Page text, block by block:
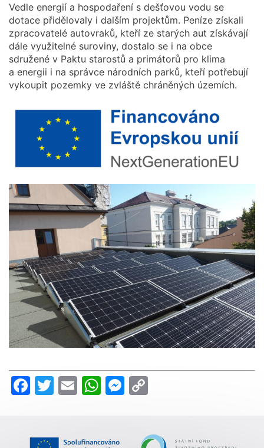
Vedle energií a hospodaření s dešťovou vodu se
dotace přidělovaly i dalším projektům. Peníze získali
zpracovatelé autovraků, kteří ze starých aut získávají
dále využitelné suroviny, dostalo se i na obce
sdružené v Paktu starostů a primátorů pro klima
a energii i na správce národních parků, kteří potřebují
vykoupit pozemky ve zvláště chráněných územích.
Facebook
Twitter
EmailWhatsApp
Messenger